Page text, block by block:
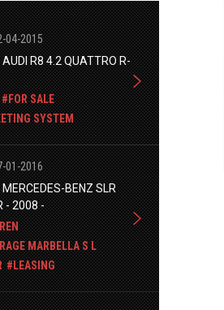
04-2015
AUDI R8 4.2 QUATTRO R-
FOR SALE
SYSTEM
01-2016
MERCEDES-BENZ SLR
- 2008 -
MARBELLA S L
LEASING